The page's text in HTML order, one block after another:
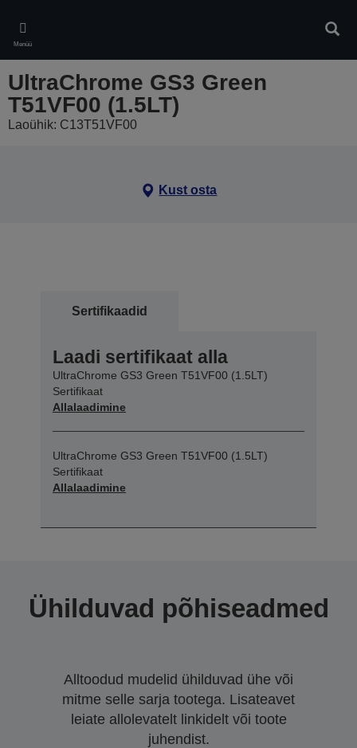
main
content
Menüü
UltraChrome GS3 Green
T51VF00 (1.5LT)
Laoühik: C13T51VF00
Kust osta
Sertifikaadid
Laadi sertifikaat alla
UltraChrome GS3 Green T51VF00 (1.5LT)
Sertifikaat
Allalaadimine
UltraChrome GS3 Green T51VF00 (1.5LT)
Sertifikaat
Allalaadimine
Ühilduvad põhiseadmed
Alltoodud mudelid ühilduvad ühe või
mitme selle sarja tootega. Lisateavet
leiate allolevatelt linkidelt või toote
juhendist.